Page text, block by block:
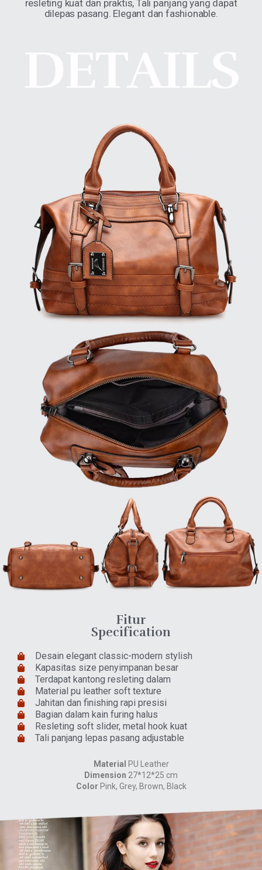
resleting kuat dan praktis, Tali panjang yang dapat
dilepas pasang. Elegant dan fashionable.
Fitur
Specification
Desain elegant classic-modern stylish
Kapasitas size penyimpanan besar
Terdapat kantong resleting dalam
Material pu leather soft texture
Jahitan dan finishing rapi presisi
Bagian dalam kain furing halus
Resleting soft slider, metal hook kuat
Tali panjang lepas pasang adjustable
Material
PU Leather
Dimension 27*12*25 cm
Color Pink, Grey, Brown, Black